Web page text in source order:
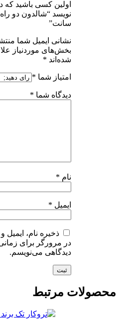
اولین کسی باشید که
سانت”
نشانی ایمیل شما منتشر
بخش‌های موردنیاز
شده‌اند*
امتیاز شما*
دیدگاه شما*
*
ایمیل*
ذخیره نام، ایمیل و
در مرورگر برای زمانی که
دیدگاهی می‌نویسم.
مرتبط